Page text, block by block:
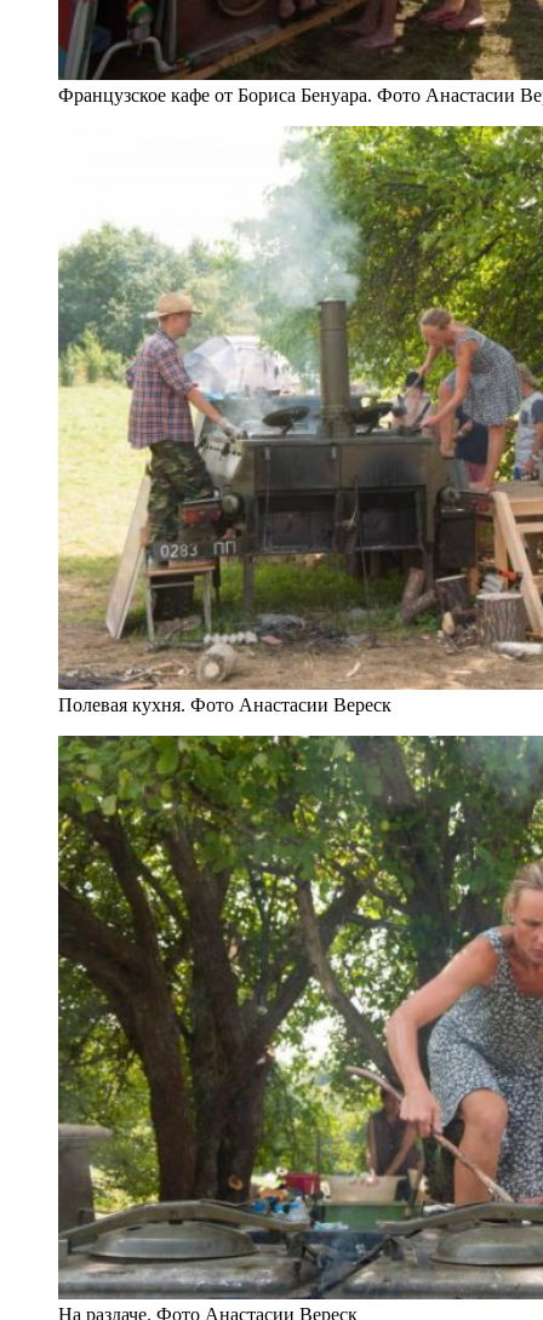
Французское кафе от Бориса Бенуара. Фото Анастасии
Полевая кухня. Фото Анастасии Вереск
На раздаче. Фото Анастасии Вереск